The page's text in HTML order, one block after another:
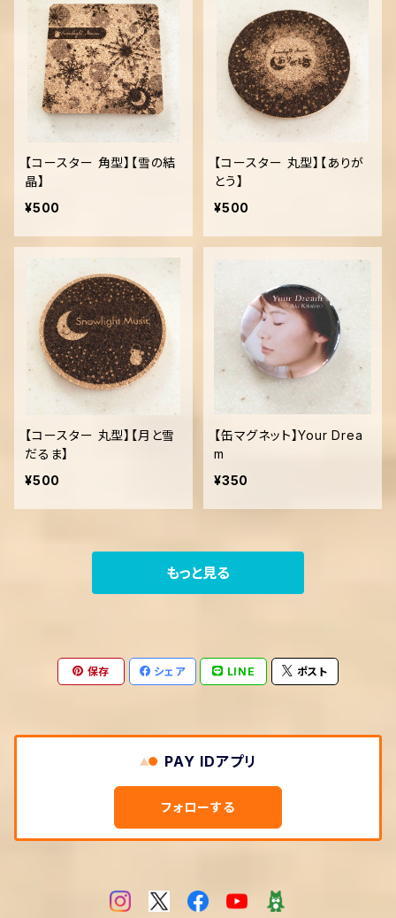
【コースター 角型】【雪の結
晶】
¥500
【コースター 丸型】【ありが
とう】
¥500
【コースター 丸型】【月と雪
だるま】
¥500
【缶マグネット】Your Drea
m
¥350
もっと見る
保存 シェア LINE ポスト
PAY IDアプリ
フォローする